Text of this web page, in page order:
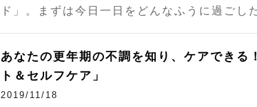
ド」。まずは今日一日をどんなふうに過ごし
あなたの更年期の不調を知り、ケアできる
ト＆セルフケア」
2019/11/18